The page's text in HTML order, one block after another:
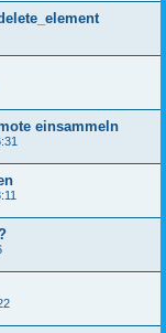
einsammeln